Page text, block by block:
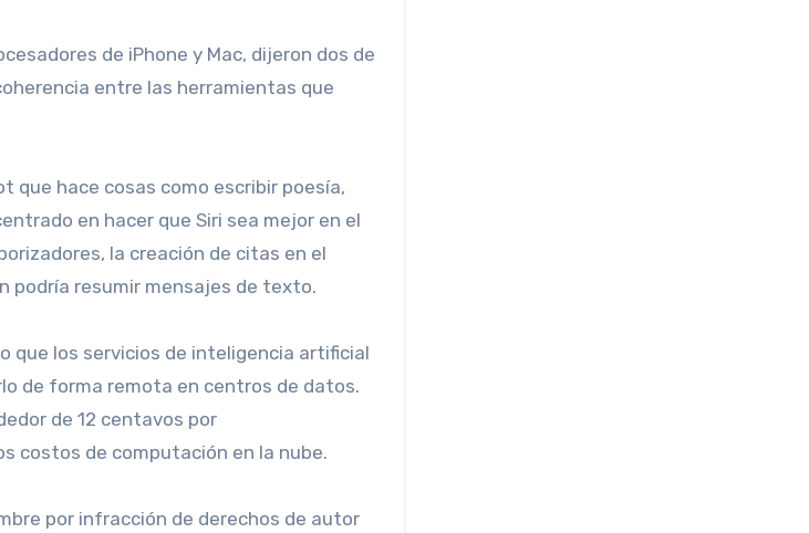
entre las herramientas que
que hace cosas como escribir poesía,
en hacer que Siri sea mejor en el
la creación de citas en el
podría resumir mensajes de texto.
que los servicios de inteligencia artificial
de forma remota en centros de datos.
de 12 centavos por
costos de computación en la nube.
por infracción de derechos de autor